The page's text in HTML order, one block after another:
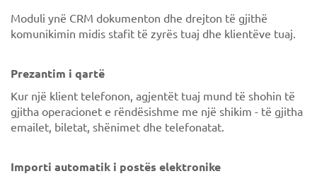
Moduli ynë CRM dokumenton dhe drejton të gjithë
komunikimin midis stafit të zyrës tuaj dhe klientëve tuaj.
Prezantim i qartë
Kur një klient telefonon, agjentët tuaj mund të shohin të
gjitha operacionet e rëndësishme me një shikim - të gjitha
emailet, biletat, shënimet dhe telefonatat.
Importi automatik i postës elektronike